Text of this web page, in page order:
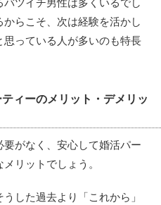
ツイチ男性は多くいるでし
らこそ、次は経験を活かし
っている人が多いのも特長
ィーのメリット・デメリッ
がなく、安心して婚活パー
リットでしょう。
した過去より「これから」